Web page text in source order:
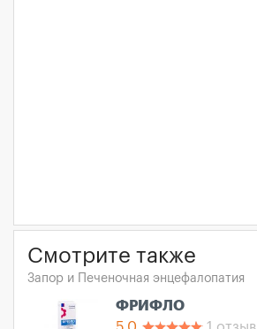
Смотрите также
Запор и Печеночная энцефалопатия
ФРИФЛО